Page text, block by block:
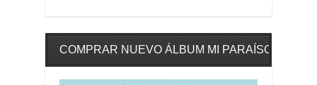
COMPRAR NUEVO ÁLBUM MI PARAÍSO